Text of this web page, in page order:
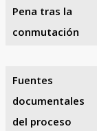
Pena tras la
conmutación
Fuentes
documentales
del proceso